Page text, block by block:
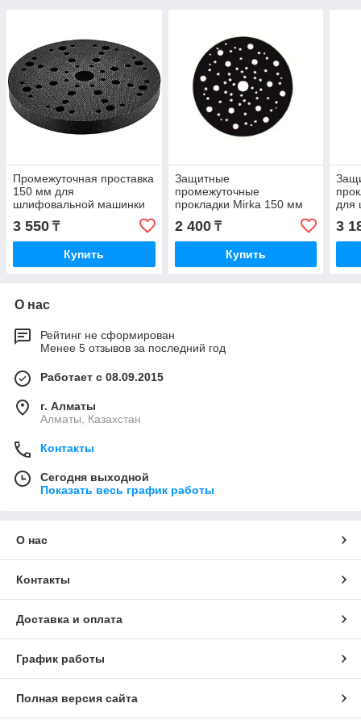
Промежуточная проставка
150 мм для
шлифовальной машинки
67 отверстий, мягкая,
толщина 5 мм
3 550 ₸
Купить
Защитные
промежуточные
прокладки Mirka 150 мм
для шлифовальныx
машинок 67 отверстий
2 400₸
Купить
для
3
О нас
Рейтинг не сформирован
Менее 5 отзывов за последний год
Работает с 08.09.2015
г. Алматы
Алматы, Казахстан
Контакты
Сегодня выходной
Показать весь график работы
О нас
Контакты
Доставка и оплата
График работы
Полная версия сайта